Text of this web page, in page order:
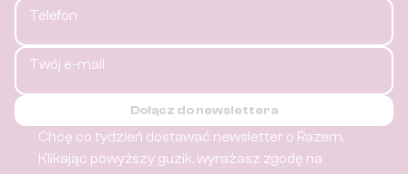
Telefon
Twój e-mail
Dołącz do newslettera
Chcę co tydzień dostawać newsletter o Razem.
Klikając powyższy guzik, wyrażasz zgodę na